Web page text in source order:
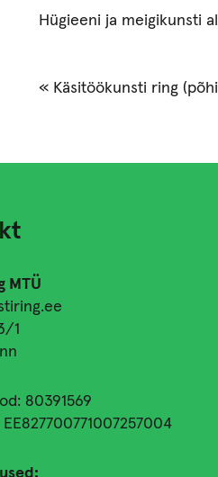
Hügieeni ja meigikunsti
« Käsitöökunsti ring
MTÜ
1
80391569
EE827700771007257004